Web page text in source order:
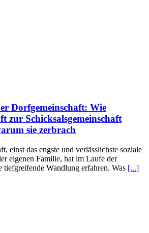
Dorfgemeinschaft: Wie
zur Schicksalsgemeinschaft
sie zerbrach
einst das engste und verlässlichste soziale
eigenen Familie, hat im Laufe der
tiefgreifende Wandlung erfahren. Was [...]